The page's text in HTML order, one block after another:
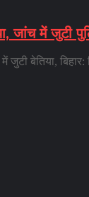
जांच में जुटी
जुटी बेतिया,